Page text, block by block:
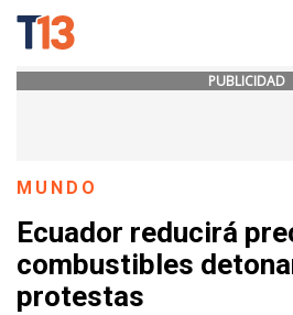
PUBLICIDAD
MUNDO
Ecuador reducirá
combustibles
protestas